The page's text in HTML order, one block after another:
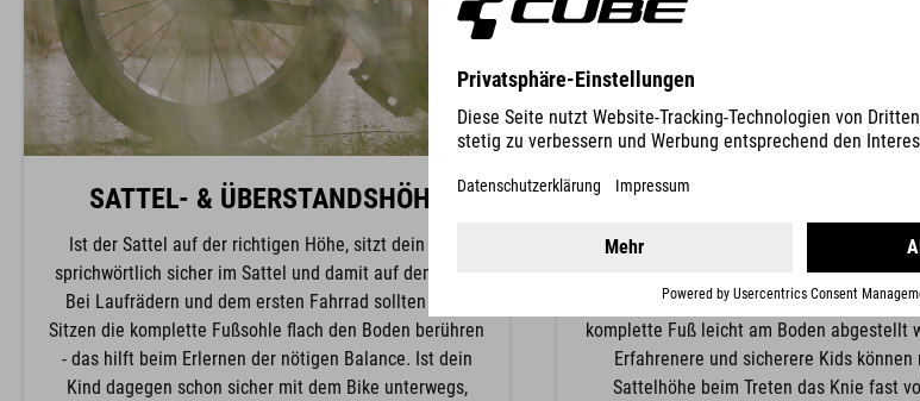
SATTEL- & ÜBERSTANDSHÖHE
Ist der Sattel auf der richtigen Höhe, sitzt dein Kind
sprichwörtlich sicher im Sattel und damit auf dem Bike.
Bei Laufrädern und dem ersten Fahrrad sollten beim
Sitzen die komplette Fußsohle flach den Boden berühren
- das hilft beim Erlernen der nötigen Balance. Ist dein
Kind dagegen schon sicher mit dem Bike unterwegs,
Die Knieposition ergibt sich aus der
Anfänger empfiehlt sich hier eine
Knieposition, damit im Notfall auch
komplette Fuß leicht am Boden abgestellt
Erfahrenere und sicherere Kids können
Sattelhöhe beim Treten das Knie fast